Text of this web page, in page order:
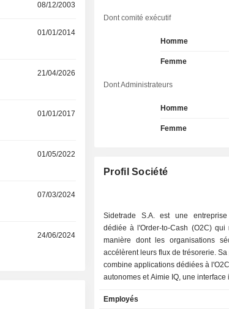
08/12/2003
01/01/2014
21/04/2026
01/01/2017
01/05/2022
07/03/2024
24/06/2024
Dont comité exécutif
Homme
Femme
Dont Administrateurs
Homme
Femme
Profil Société
Sidetrade S.A. est une
dédiée à l'Order-to-Cash (O2C) qui
manière dont les organisations
accélèrent leurs flux de trésorerie. Sa
combine applications dédiées à
autonomes et Aimie IQ, une interface
finance et les agents collaborent
Employés